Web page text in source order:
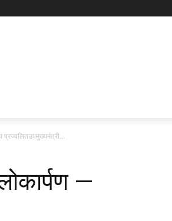
प्रज्वलितउपमुख्यमंत्री...
—